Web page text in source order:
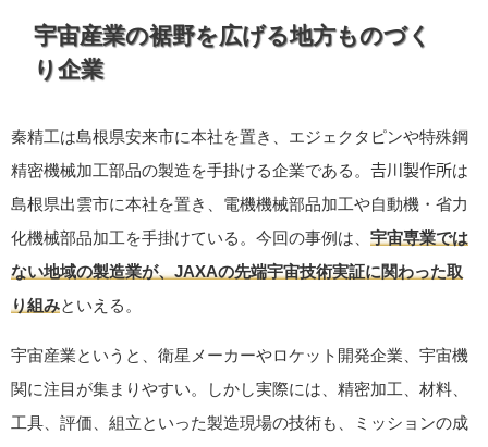
宇宙産業の裾野を広げる地方ものづく
り企業
秦精工は島根県安来市に本社を置き、エジェクタピンや特殊鋼
精密機械加工部品の製造を手掛ける企業である。𠮷川製作所は
島根県出雲市に本社を置き、電機機械部品加工や自動機・省力
化機械部品加工を手掛けている。今回の事例は、 宇宙専業では
ない地域の製造業が、JAXAの先端宇宙技術実証に関わった取
り組みといえる。
宇宙産業というと、衛星メーカーやロケット開発企業、宇宙機
関に注目が集まりやすい。しかし実際には、精密加工、材料、
工具、評価、組立といった製造現場の技術も、ミッションの成